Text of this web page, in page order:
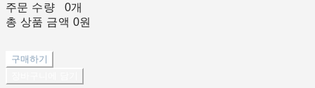
주문 수량
0개
총 상품 금액 0원
구매하기